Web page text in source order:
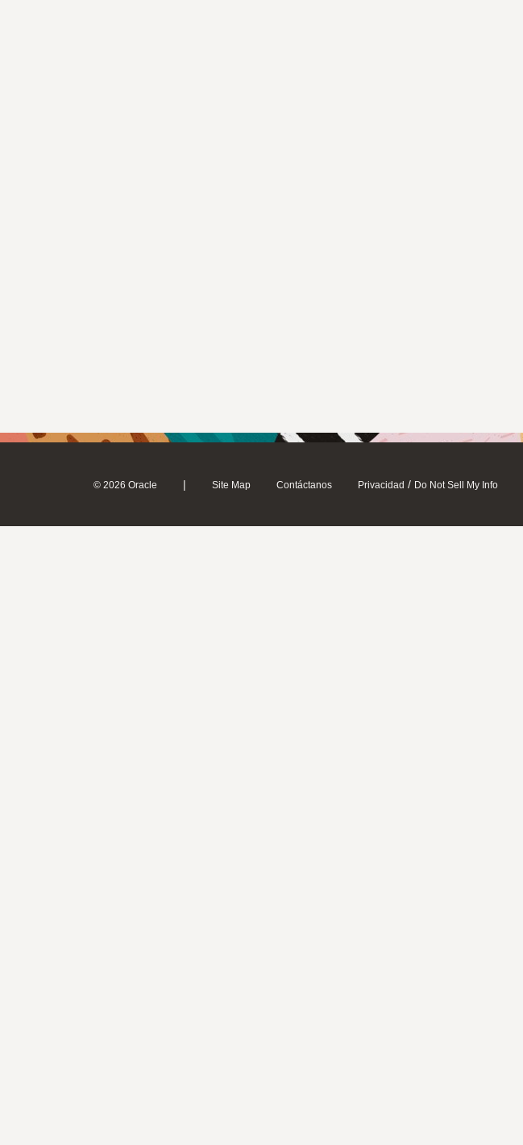
© 2026 Oracle | Site Map Contáctanos Privacidad / Do Not Sell My Info